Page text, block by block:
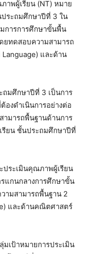
าพผู้เรียน (NT) หมาย
ระถมศึกษาปีที่ 3 ใน
การการศึกษาขั้นพื้น
ยทดสอบความสามารถ
และด้าน
ถมศึกษาปีที่ 3 เป็นการ
งดำเนินการอย่างต่อ
ามารถพื้นฐานด้านการ
รียน ชั้นประถมศึกษาปีที่
ประเมินคุณภาพผู้เรียน
แกนกลางการศึกษาขั้น
ามสามารถพื้นฐาน 2
และด้านคณิตศาสตร์
มเป้าหมายการประเมิน